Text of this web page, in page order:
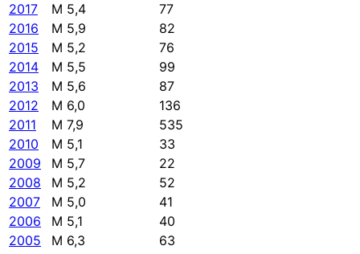
2017
M 5,4
77
2016
M 5,9
82
2015
M 5,2
76
2014
M 5,5
99
2013
M 5,6
87
2012
M 6,0
136
2011
M 7,9
535
2010
M 5,1
33
2009
M 5,7
22
2008
M 5,2
52
2007
M 5,0
41
2006
M 5,1
40
2005
M 6,3
63